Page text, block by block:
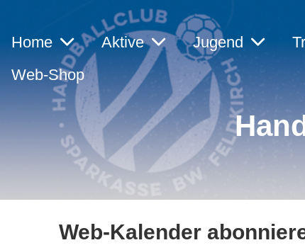
Home Aktive Jugend
Web-Shop
Web-Kalender